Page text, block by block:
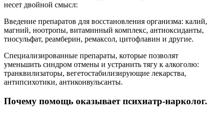
несет двойной смысл:
Введение препаратов для восстановления организма: калий,
магний, ноотропы, витаминный комплекс, антиоксиданты,
тиосульфат, реамберин, ремаксол, цитофлавин и другие.
Специализированные препараты, которые позволят
уменьшить синдром отмены и устранить тягу к алкоголю:
транквилизаторы, вегетостабилизирующие лекарства,
антипсихотики, антиконвульсанты.
Почему помощь оказывает психиатр-нарколог.